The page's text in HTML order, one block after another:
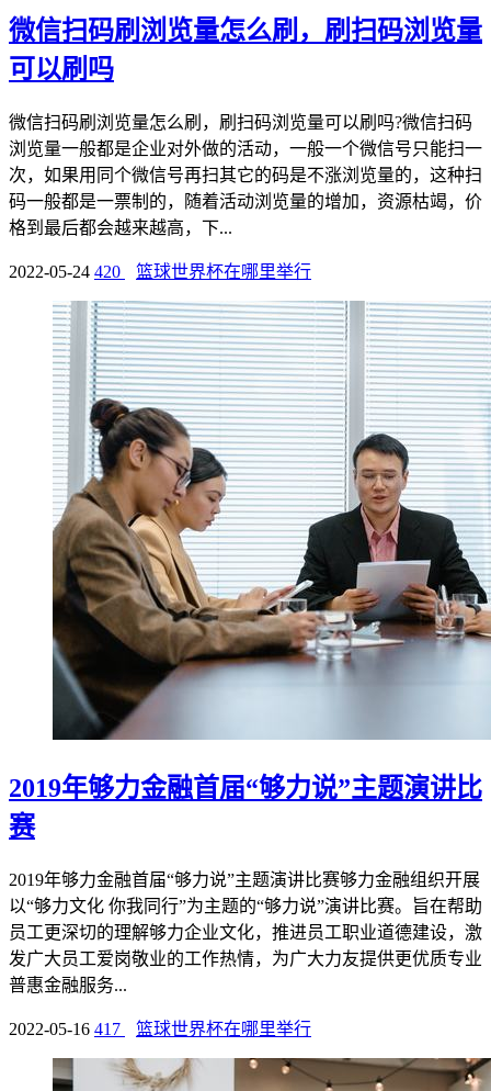
微信扫码刷浏览量怎么刷，刷扫码浏览量
可以刷吗
微信扫码刷浏览量怎么刷，刷扫码浏览量可以刷吗?微信扫码
浏览量一般都是企业对外做的活动，一般一个微信号只能扫一
次，如果用同个微信号再扫其它的码是不涨浏览量的，这种扫
码一般都是一票制的，随着活动浏览量的增加，资源枯竭，价
格到最后都会越来越高，下...
2022-05-24 420 篮球世界杯在哪里举行
2019年够力金融首届“够力说”主题演讲比
赛
2019年够力金融首届“够力说”主题演讲比赛够力金融组织开展
以“够力文化 你我同行”为主题的“够力说”演讲比赛。旨在帮助
员工更深切的理解够力企业文化，推进员工职业道德建设，激
发广大员工爱岗敬业的工作热情，为广大力友提供更优质专业
普惠金融服务...
2022-05-16 417 篮球世界杯在哪里举行